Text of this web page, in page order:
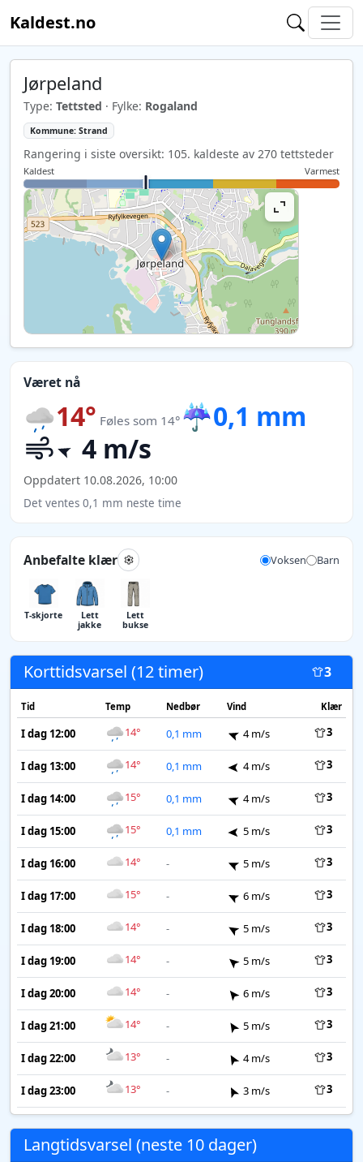
Kaldest.no
Jørpeland
Type: Tettsted · Fylke: Rogaland
Kommune: Strand
Rangering i siste oversikt: 105. kaldeste av 270 tettsteder
Kaldest Varmest
Været nå
14° Føles som 14° ☔0,1 mm
4 m/s
Oppdatert 10.08.2026, 10:00
Det ventes 0,1 mm neste time
Anbefalte klær Voksen Barn
T-skjorte
Lett
jakke
Lett
bukse
Korttidsvarsel (12 timer) 3
Tid Temp Nedbør Vind Klær
I dag 12:00 14° 0,1 mm 4 m/s 3
I dag 13:00 14° 0,1 mm 4 m/s 3
I dag 14:00 15° 0,1 mm 4 m/s 3
I dag 15:00 15° 0,1 mm 5 m/s 3
I dag 16:00 14° - 5 m/s 3
I dag 17:00 15° - 6 m/s 3
I dag 18:00 14° - 5 m/s 3
I dag 19:00 14° - 5 m/s 3
I dag 20:00 14° - 6 m/s 3
I dag 21:00 14° - 5 m/s 3
I dag 22:00 13° - 4 m/s 3
I dag 23:00 13° - 3 m/s 3
Langtidsvarsel (neste 10 dager)